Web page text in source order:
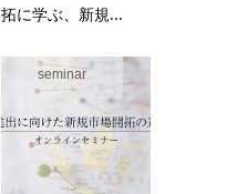
拓に学ぶ、新規...
seminar